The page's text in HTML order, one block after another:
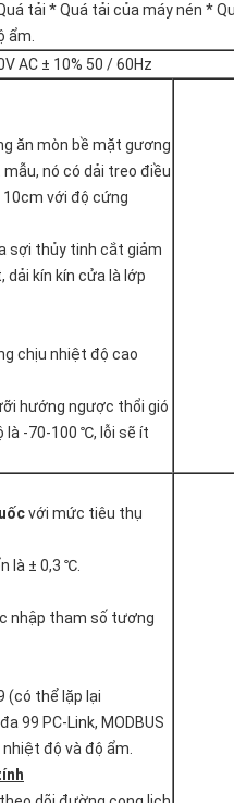
tải * Quá tải của máy nén *
ẩm.
AC ± 10% 50 / 60Hz
ăn mòn bề mặt gương
nó có dải treo điều
với độ cứng
sợi thủy tinh cắt giảm
kín kín cửa là lớp
chịu nhiệt độ cao
hướng ngược thổi gió
là -70-100 ℃, lỗi sẽ ít
với mức tiêu thụ
là ± 0,3 ℃.
nhập tham số tương
(có thể lặp lại
99 PC-Link, MODBUS
độ và độ ẩm.